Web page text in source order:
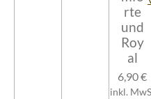
rte
und
Roy
al
6,90 €
inkl.